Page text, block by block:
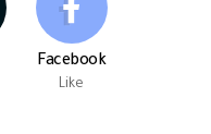
Facebook
Like